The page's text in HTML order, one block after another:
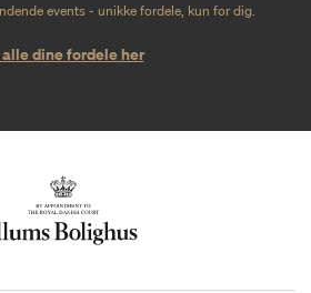
events - unikke fordele, kun for dig.
alle dine fordele her